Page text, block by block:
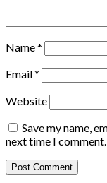
Name*
Email*
Website
Save my name,
next time I comment.